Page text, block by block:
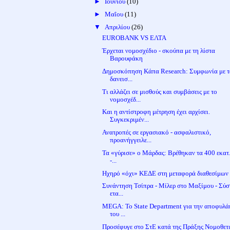
► Μαΐου (11)
▼ Απριλίου (26)
EUROBANK VS ΕΛΤΑ
Έρχεται νομοσχέδιο - σκούπα με τη λίστα
Βαρουφάκη
Δημοσκόπηση Κάπα Research: Συμφωνία με
δανεισ...
Τι αλλάζει σε μισθούς και συμβάσεις με το
νομοσχέδ...
Και η αντίστροφη μέτρηση έχει αρχίσει.
Συγκεκριμέν...
Ανατροπές σε εργασιακό - ασφαλιστικό,
προανήγγειλε...
Τα «γύρισε» ο Μάρδας: Βρέθηκαν τα 400
-...
Ηχηρό «όχι» ΚΕΔΕ στη μεταφορά διαθεσίμων
Συνάντηση Τσίπρα - Μίλερ στο Μαξίμου -
ετα...
MEGA: Το State Department για την
του ...
Προσέφυγε στο ΣτΕ κατά της Πράξης